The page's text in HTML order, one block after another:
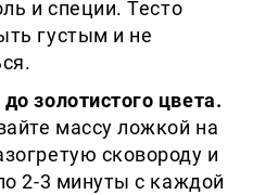
и специи. Тесто
густым и не
золотистого цвета.
массу ложкой на
сковороду и
2-3 минуты с каждой